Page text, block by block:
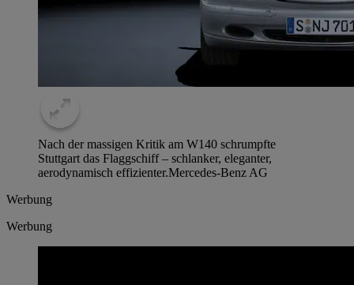
Nach der massigen Kritik am W140 schrumpfte
Stuttgart das Flaggschiff – schlanker, eleganter,
aerodynamisch effizienter.Mercedes-Benz AG
Werbung
Werbung